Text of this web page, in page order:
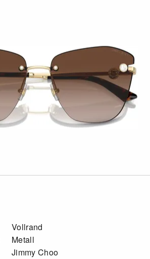
Vollrand
Metall
Jimmy Choo